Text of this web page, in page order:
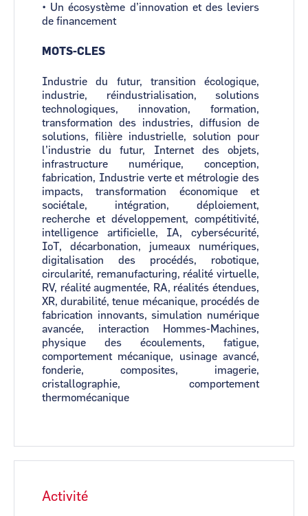
• Un écosystème d’innovation et des leviers
de financement
MOTS-CLES
Industrie du futur, transition écologique,
industrie, réindustrialisation, solutions
technologiques, innovation, formation,
transformation des industries, diffusion de
solutions, filière industrielle, solution pour
l’industrie du futur, Internet des objets,
infrastructure numérique, conception,
fabrication, Industrie verte et métrologie des
impacts, transformation économique et
sociétale, intégration, déploiement,
recherche et développement, compétitivité,
intelligence artificielle, IA, cybersécurité,
IoT, décarbonation, jumeaux numériques,
digitalisation des procédés, robotique,
circularité, remanufacturing, réalité virtuelle,
RV, réalité augmentée, RA, réalités étendues,
XR, durabilité, tenue mécanique, procédés de
fabrication innovants, simulation numérique
avancée, interaction Hommes-Machines,
physique des écoulements, fatigue,
comportement mécanique, usinage avancé,
fonderie, composites, imagerie,
cristallographie, comportement
thermomécanique
Activité